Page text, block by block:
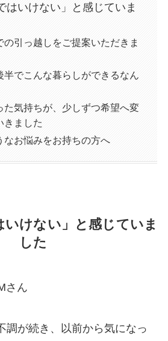
はいけない」と感じていま
の引っ越しをご提案いただきま
半でこんな暮らしができるなん
た気持ちが、少しずつ希望へ変
きました
なお悩みをお持ちの方へ
いけない」と感じていま
した
さん
調が続き、以前から気になっ